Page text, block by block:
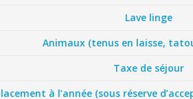
Lave linge
Animaux (tenus en laisse,
Taxe de séjour
à l’année (sous réserve